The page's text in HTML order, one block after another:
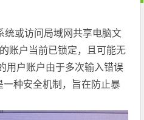
统或访问局域网共享电脑文
账户当前已锁定，且可能无
用户账户由于多次输入错误
种安全机制，旨在防止暴